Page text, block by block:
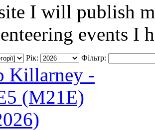
I will publish
events I
Рік: Фільтр: